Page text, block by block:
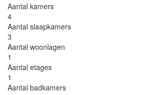
Aantal kamers
4
Aantal slaapkamers
3
Aantal woonlagen
1
Aantal etages
1
Aantal badkamers